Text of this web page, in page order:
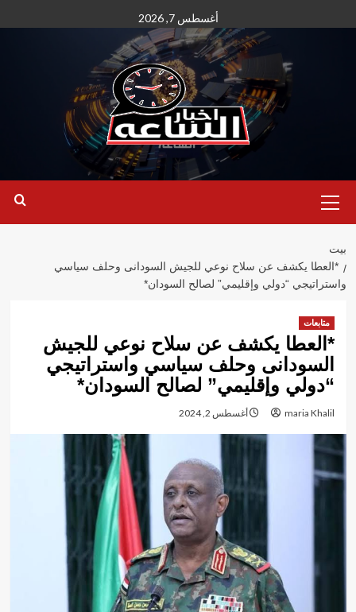
إلى
أغسطس 7, 2026
الأساسية
بيت
*العطا يكشف عن سلاح نوعي للجيش السودانى وحلف سياسي
واستراتيجي “دولي وإقليمي” لصالح السودان*
متابعات
*العطا يكشف عن سلاح نوعي للجيش
السودانى وحلف سياسي واستراتيجي
“دولي وإقليمي” لصالح السودان*
maria Khalil أغسطس 2, 2024